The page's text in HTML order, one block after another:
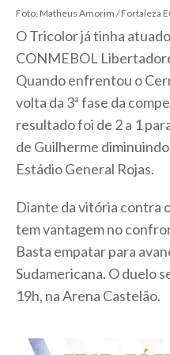
Foto: Matheus Amorim / Fortaleza
O Tricolor já tinha
CONMEBOL
Quando enfrentou o
volta da 3ª fase da
resultado foi de 2 a 1
de Guilherme
Estádio General Rojas.
Diante da vitória contra
tem vantagem no
Basta empatar para
Sudamericana. O duelo
19h, na Arena Castelão.